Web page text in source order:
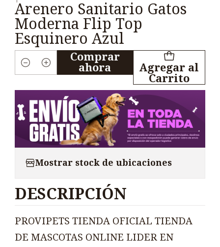
Arenero Sanitario Gatos
Moderna Flip Top
Esquinero Azul
Cantidad
Agregar al
Carrito
Comprar
ahora
Mostrar stock de ubicaciones
DESCRIPCIÓN
PROVIPETS TIENDA OFICIAL TIENDA
DE MASCOTAS ONLINE LIDER EN